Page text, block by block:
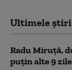
Ultimele știri
Radu Miruță,
puțin alte 9